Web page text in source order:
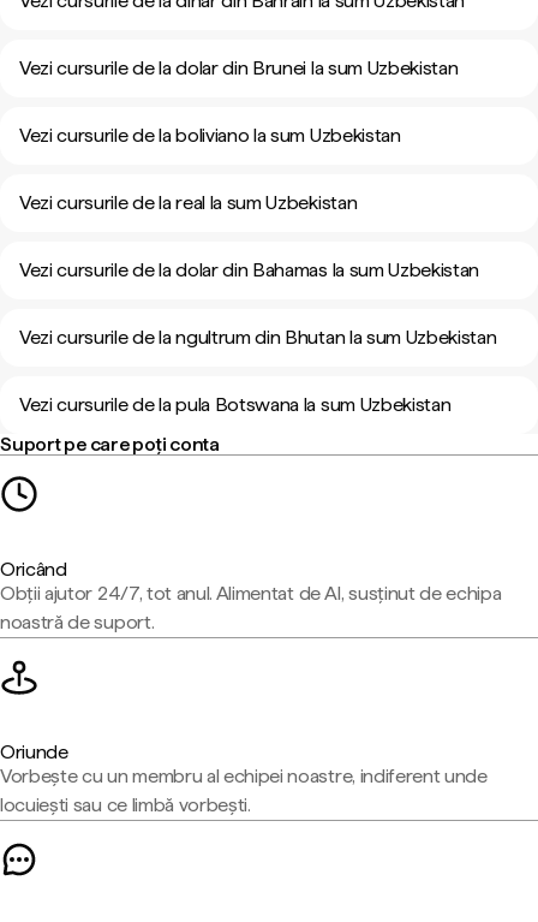
Vezi cursurile de la dolar din Brunei la sum Uzbekistan
Vezi cursurile de la boliviano la sum Uzbekistan
Vezi cursurile de la real la sum Uzbekistan
Vezi cursurile de la dolar din Bahamas la sum Uzbekistan
Vezi cursurile de la ngultrum din Bhutan la sum Uzbekistan
Vezi cursurile de la pula Botswana la sum Uzbekistan
Suport pe care poți conta
Oricând
Obții ajutor 24/7, tot anul. Alimentat de AI, susținut de echipa
noastră de suport.
Oriunde
Vorbește cu un membru al echipei noastre, indiferent unde
locuiești sau ce limbă vorbești.